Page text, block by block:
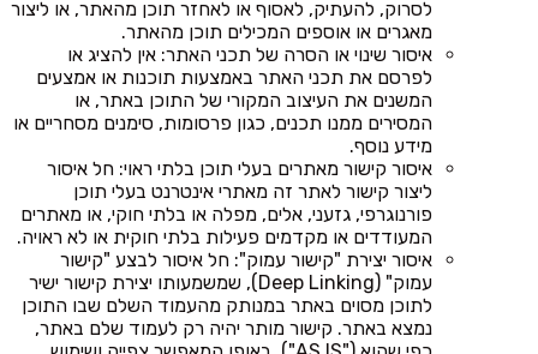
לסרוק, להעתיק, לאסוף או לאחזר תוכן מהאתר, או ליצור
מאגרים או אוספים המכילים תוכן מהאתר.
איסור שינוי או הסרה של תכני האתר: אין להציג או
לפרסם את תכני האתר באמצעות תוכנות או אמצעים
המשנים את העיצוב המקורי של התוכן באתר, או
המסירים ממנו תכנים, כגון פרסומות, סימנים מסחריים או
מידע נוסף.
איסור קישור מאתרים בעלי תוכן בלתי ראוי: חל איסור
ליצור קישור לאתר זה מאתרי אינטרנט בעלי תוכן
פורנוגרפי, גזעני, אלים, מפלה או בלתי חוקי, או מאתרים
המעודדים או מקדמים פעילות בלתי חוקית או לא ראויה.
איסור יצירת "קישור עמוק": חל איסור לבצע "קישור
עמוק" (Deep Linking), שמשמעותו יצירת קישור ישיר
לתוכן מסוים באתר במנותק מהעמוד השלם שבו התוכן
נמצא באתר. קישור מותר יהיה רק לעמוד שלם באתר,